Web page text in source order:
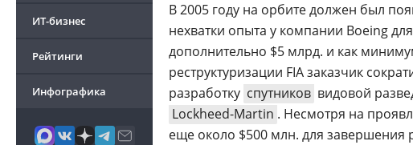
ИТ-бизнес
Рейтинги
Инфографика
В 2005 году на орбите должен был
нехватки опыта у компании Boeing
дополнительно $5 млрд. и как
реструктуризации FIA заказчик
разработку спутников видовой
Lockheed-Martin . Несмотря на
еще около $500 млн. для завершения